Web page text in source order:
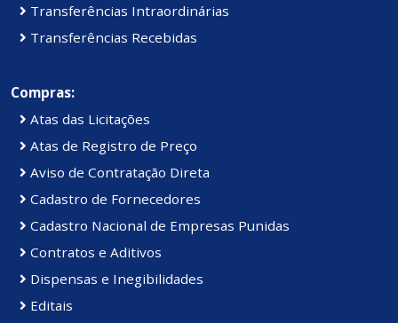
Transferências Intraordinárias
Transferências Recebidas
Compras:
Atas das Licitações
Atas de Registro de Preço
Aviso de Contratação Direta
Cadastro de Fornecedores
Cadastro Nacional de Empresas Punidas
Contratos e Aditivos
Dispensas e Inegibilidades
Editais